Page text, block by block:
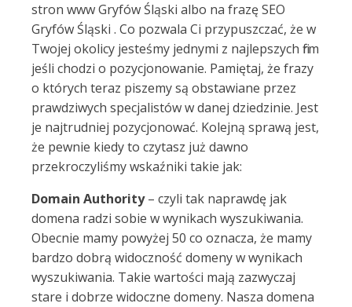
stron www Gryfów Śląski albo na frazę SEO
Gryfów Śląski . Co pozwala Ci przypuszczać, że w
Twojej okolicy jesteśmy jednymi z najlepszych firm
jeśli chodzi o pozycjonowanie. Pamiętaj, że frazy
o których teraz piszemy są obstawiane przez
prawdziwych specjalistów w danej dziedzinie. Jest
je najtrudniej pozycjonować. Kolejną sprawą jest,
że pewnie kiedy to czytasz już dawno
przekroczyliśmy wskaźniki takie jak:
Domain Authority– czyli tak naprawdę jak
domena radzi sobie w wynikach wyszukiwania.
Obecnie mamy powyżej 50 co oznacza, że mamy
bardzo dobrą widoczność domeny w wynikach
wyszukiwania. Takie wartości mają zazwyczaj
stare i dobrze widoczne domeny. Nasza domena